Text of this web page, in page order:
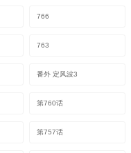
766
763
番外 定风波3
第760话
第757话